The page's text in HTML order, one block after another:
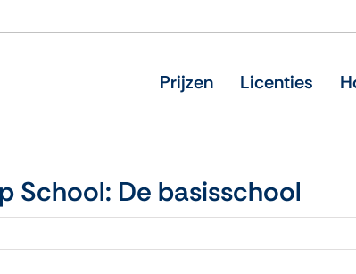
Prijzen Licenties
School: De basisschool